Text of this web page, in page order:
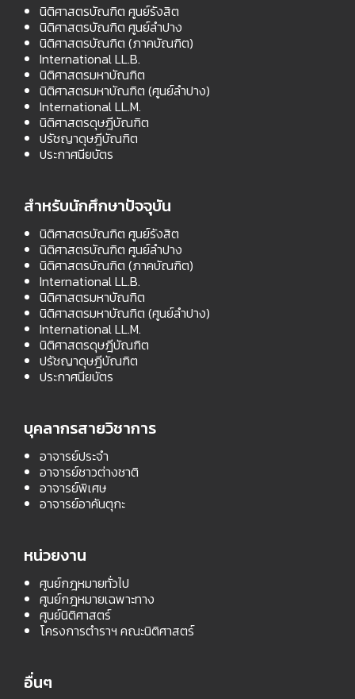
นิติศาสตรบัณฑิต ศูนย์รังสิต
นิติศาสตรบัณฑิต ศูนย์ลำปาง
นิติศาสตรบัณฑิต (ภาคบัณฑิต)
International LL.B.
นิติศาสตรมหาบัณฑิต
นิติศาสตรมหาบัณฑิต (ศูนย์ลำปาง)
International LL.M.
นิติศาสตรดุษฎีบัณฑิต
ปรัชญาดุษฎีบัณฑิต
ประกาศนียบัตร
สำหรับนักศึกษาปัจจุบัน
นิติศาสตรบัณฑิต ศูนย์รังสิต
นิติศาสตรบัณฑิต ศูนย์ลำปาง
นิติศาสตรบัณฑิต (ภาคบัณฑิต)
International LL.B.
นิติศาสตรมหาบัณฑิต
นิติศาสตรมหาบัณฑิต (ศูนย์ลำปาง)
International LL.M.
นิติศาสตรดุษฎีบัณฑิต
ปรัชญาดุษฎีบัณฑิต
ประกาศนียบัตร
บุคลากรสายวิชาการ
อาจารย์ประจำ
อาจารย์ชาวต่างชาติ
อาจารย์พิเศษ
อาจารย์อาคันตุกะ
หน่วยงาน
ศูนย์กฎหมายทั่วไป
ศูนย์กฎหมายเฉพาะทาง
ศูนย์นิติศาสตร์
โครงการตำราฯ คณะนิติศาสตร์
อื่นๆ